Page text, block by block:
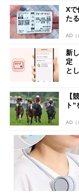
Xで
た
AD（
新
定
と
【
ト
AD（